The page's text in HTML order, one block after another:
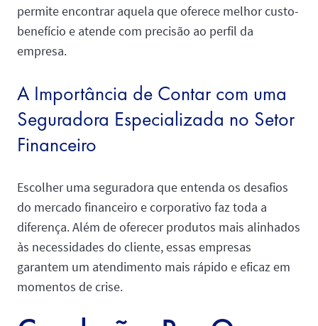
permite encontrar aquela que oferece melhor custo-
benefício e atende com precisão ao perfil da
empresa.
A Importância de Contar com uma
Seguradora Especializada no Setor
Financeiro
Escolher uma seguradora que entenda os desafios
do mercado financeiro e corporativo faz toda a
diferença. Além de oferecer produtos mais alinhados
às necessidades do cliente, essas empresas
garantem um atendimento mais rápido e eficaz em
momentos de crise.